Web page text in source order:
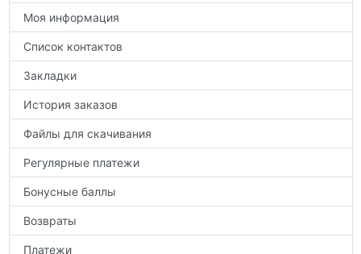
Моя информация
Список контактов
Закладки
История заказов
Файлы для скачивания
Регулярные платежи
Бонусные баллы
Возвраты
Платежи